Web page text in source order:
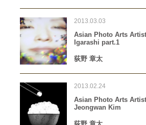
2013.03.03
Asian Photo Arts
Igarashi part.1
荻野 章太
2013.02.24
Asian Photo Arts
Jeongwan Kim